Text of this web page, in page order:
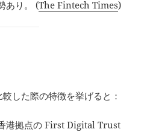
あり。 (The Fintech Times)
した際の特徴を挙げると：
港拠点の First Digital Trust